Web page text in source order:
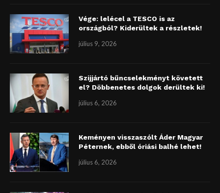
Vége: lelécel a TESCO is az
országból? Kiderültek a részletek!
július 9, 2026
Szijjártó bűncselekményt követett
el? Döbbenetes dolgok derültek ki!
július 6, 2026
Keményen visszaszólt Áder Magyar
Péternek, ebből óriási balhé lehet!
július 6, 2026